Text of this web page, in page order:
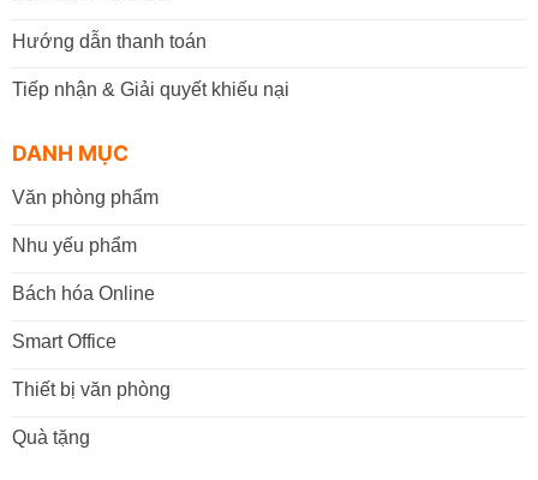
Hướng dẫn thanh toán
Tiếp nhận & Giải quyết khiếu nại
DANH MỤC
Văn phòng phẩm
Nhu yếu phẩm
Bách hóa Online
Smart Office
Thiết bị văn phòng
Quà tặng